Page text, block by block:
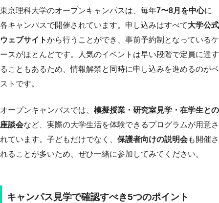
東京理科大学のオープンキャンパスは、毎年7〜8月を中心に
各キャンパスで開催されています。申し込みはすべて大学公式
ウェブサイトから行うことができ、事前予約制となっているケ
ースがほとんどです。人気のイベントは早い段階で定員に達す
ることもあるため、情報解禁と同時に申し込みを進めるのがベ
ストです。
オープンキャンパスでは、 模擬授業・研究室見学・在学生との
座談会など、実際の大学生活を体験できるプログラムが用意さ
れています。子どもだけでなく、 保護者向けの説明会も開催さ
れることが多いため、ぜひ一緒に参加してみてください。
キャンパス見学で確認すべき5つのポイント